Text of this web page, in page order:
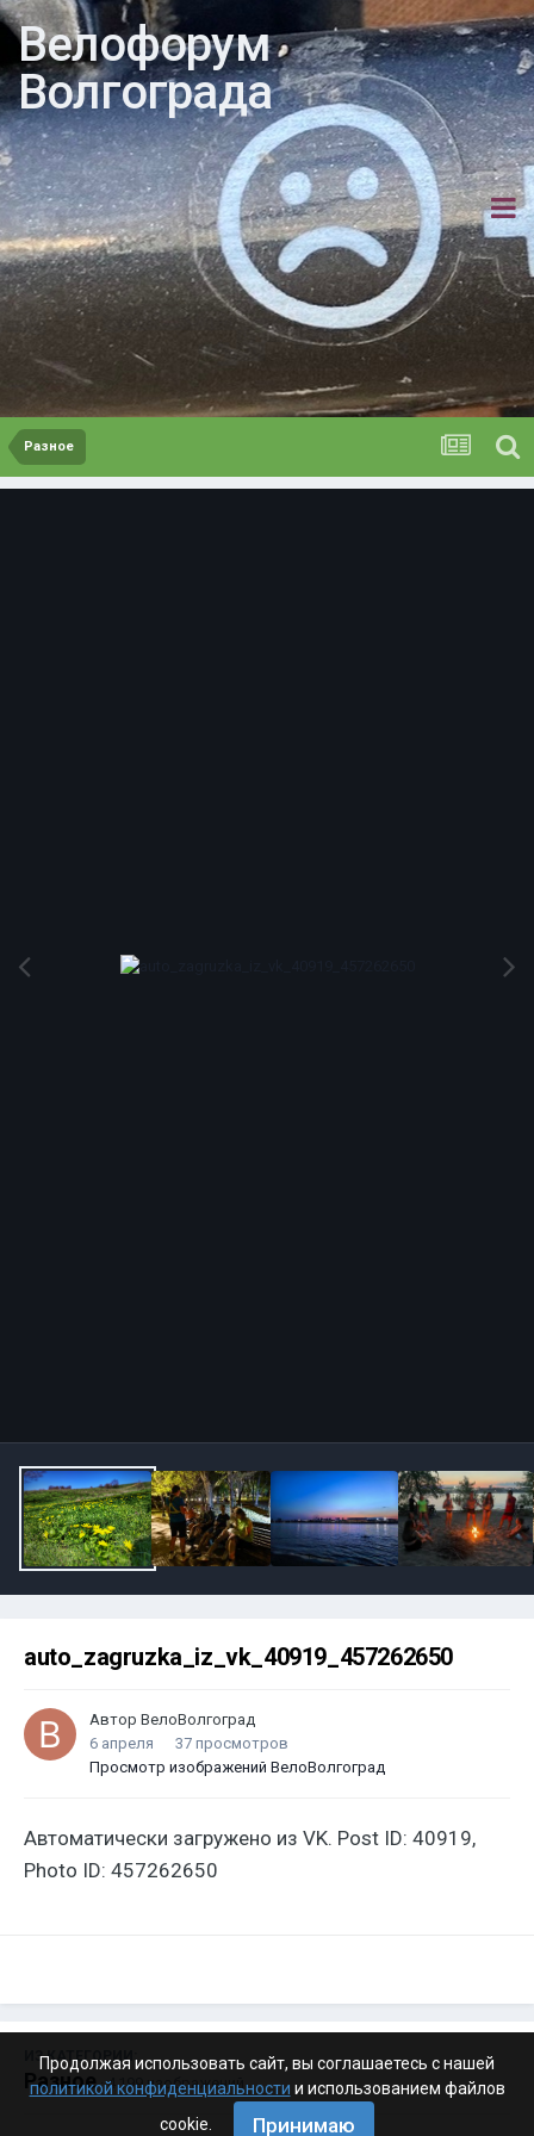
Велофорум
Волгограда
Разное
auto_zagruzka_iz_vk_40919_457262650
Автор ВелоВолгоград
6 апреля
37 просмотров
Просмотр изображений ВелоВолгоград
Автоматически загружено из VK. Post ID: 40919,
Photo ID: 457262650
ИЗ КАТЕГОРИИ:
Разное · 4 199 изображений
Продолжая использовать сайт, вы соглашаетесь с нашей
политикой конфиденциальности и использованием файлов
cookie.
Принимаю